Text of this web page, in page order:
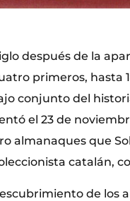
después de la
primeros, hasta
conjunto del
el 23 de
almanaques que
catalán,
de los